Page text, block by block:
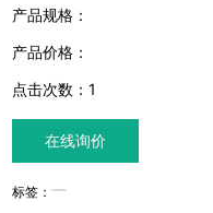
产品规格：
产品价格：
点击次数： 1
在线询价
标签：